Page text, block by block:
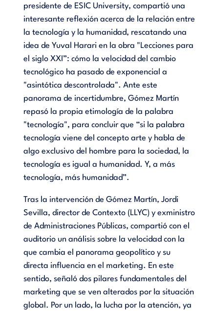
presidente de ESIC University, compartió una
interesante reflexión acerca de la relación entre
la tecnología y la humanidad, rescatando una
idea de Yuval Harari en la obra "Lecciones para
el siglo XXI”: cómo la velocidad del cambio
tecnológico ha pasado de exponencial a
"asintótica descontrolada". Ante este
panorama de incertidumbre, Gómez Martín
repasó la propia etimología de la palabra
"tecnología", para concluir que “si la palabra
tecnología viene del concepto arte y habla de
algo exclusivo del hombre para la sociedad, la
tecnología es igual a humanidad. Y, a más
tecnología, más humanidad”.
Tras la intervención de Gómez Martín, Jordi
Sevilla, director de Contexto (LLYC) y exministro
de Administraciones Públicas, compartió con el
auditorio un análisis sobre la velocidad con la
que cambia el panorama geopolítico y su
directa influencia en el marketing. En este
sentido, señaló dos pilares fundamentales del
marketing que se ven alterados por la situación
global. Por un lado, la lucha por la atención, ya